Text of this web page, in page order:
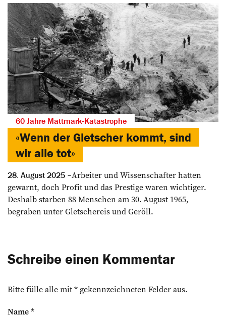
60 Jahre Mattmark-Katastrophe
«Wenn der Gletscher kommt, sind
wir alle tot»
28. August 2025
Arbeiter und Wissenschafter hatten
gewarnt, doch Profit und das Prestige waren wichtiger.
Deshalb starben 88 Menschen am 30. August 1965,
begraben unter Gletschereis und Geröll.
Schreibe einen Kommentar
Bitte fülle alle mit * gekennzeichneten Felder aus.
Name*